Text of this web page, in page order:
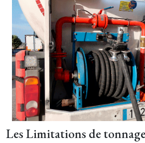
Les Limitations de tonnage